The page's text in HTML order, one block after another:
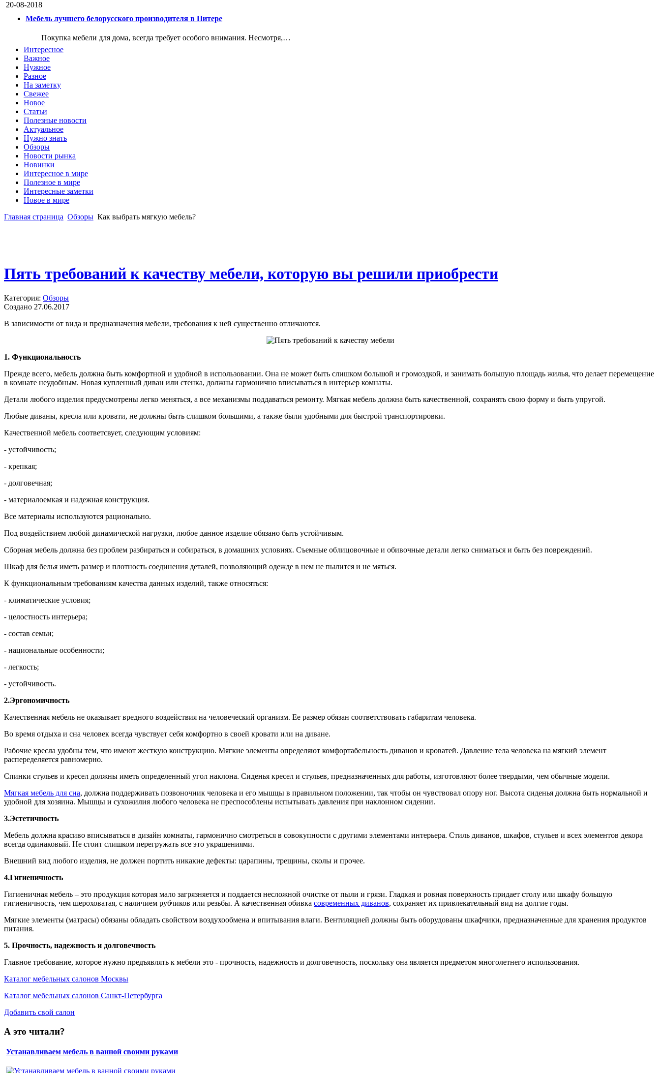
20-08-2018
Мебель лучшего белорусского производителя в Питере
Покупка мебели для дома, всегда требует особого внимания. Несмотря,…
Интересное
Важное
Нужное
Разное
На заметку
Свежее
Новое
Статьи
Полезные новости
Актуальное
Нужно знать
Обзоры
Новости рынка
Новинки
Интересное в мире
Полезное в мире
Интересные заметки
Новое в мире
Главная страница Обзоры Как выбрать мягкую мебель?
Пять требований к качеству мебели, которую вы решили приобрести
Категория: Обзоры
Создано 27.06.2017
В зависимости от вида и предназначения мебели, требования к ней существенно отличаются.
1. Функциональность
Прежде всего, мебель должна быть комфортной и удобной в использовании. Она не может быть слишком большой и громоздкой, и занимать большую площадь жилья, что делает перемещение
в комнате неудобным. Новая купленный диван или стенка, должны гармонично вписываться в интерьер комнаты.
Детали любого изделия предусмотрены легко меняться, а все механизмы поддаваться ремонту. Мягкая мебель должна быть качественной, сохранять свою форму и быть упругой.
Любые диваны, кресла или кровати, не должны быть слишком большими, а также были удобными для быстрой транспортировки.
Качественной мебель соответсвует, следующим условиям:
- устойчивость;
- крепкая;
- долговечная;
- материалоемкая и надежная конструкция.
Все материалы используются рационально.
Под воздействием любой динамической нагрузки, любое данное изделие обязано быть устойчивым.
Сборная мебель должна без проблем разбираться и собираться, в домашних условиях. Съемные облицовочные и обивочные детали легко сниматься и быть без повреждений.
Шкаф для белья иметь размер и плотность соединения деталей, позволяющий одежде в нем не пылится и не мяться.
К функциональным требованиям качества данных изделий, также относяться:
- климатические условия;
- целостность интерьера;
- состав семьи;
- национальные особенности;
- легкость;
- устойчивость.
2.Эргономичность
Качественная мебель не оказывает вредного воздействия на человеческий организм. Ее размер обязан соответствовать габаритам человека.
Во время отдыха и сна человек всегда чувствует себя комфортно в своей кровати или на диване.
Рабочие кресла удобны тем, что имеют жесткую конструкцию. Мягкие элементы определяют комфортабельность диванов и кроватей. Давление тела человека на мягкий элемент
распеределяется равномерно.
Спинки стульев и кресел должны иметь определенный угол наклона. Сиденья кресел и стульев, предназначенных для работы, изготовляют более твердыми, чем обычные модели.
Мягкая мебель для сна, должна поддерживать позвоночник человека и его мышцы в правильном положении, так чтобы он чувствовал опору ног. Высота сиденья должна быть нормальной и
удобной для хозяина. Мышцы и сухожилия любого человека не преспособлены испытывать давления при наклонном сидении.
3.Эстетичность
Мебель должна красиво вписываться в дизайн комнаты, гармонично смотреться в совокупности с другими элементами интерьера. Стиль диванов, шкафов, стульев и всех элементов декора
всегда одинаковый. Не стоит слишком перегружать все это украшениями.
Внешний вид любого изделия, не должен портить никакие дефекты: царапины, трещины, сколы и прочее.
4.Гигиеничность
Гигиеничная мебель – это продукция которая мало загрязняется и поддается несложной очистке от пыли и грязи. Гладкая и ровная поверхность придает столу или шкафу большую
гигиеничность, чем шероховатая, с наличием рубчиков или резьбы. А качественная обивка современных диванов, сохраняет их привлекательный вид на долгие годы.
Мягкие элементы (матрасы) обязаны обладать свойством воздухообмена и впитывания влаги. Вентиляцией должны быть оборудованы шкафчики, предназначенные для хранения продуктов
питания.
5. Прочность, надежность и долговечность
Главное требование, которое нужно предъявлять к мебели это - прочность, надежность и долговечность, поскольку она является предметом многолетнего использования.
Каталог мебельных салонов Москвы
Каталог мебельных салонов Санкт-Петербурга
Добавить свой салон
А это читали?
Устанавливаем мебель в ванной своими руками